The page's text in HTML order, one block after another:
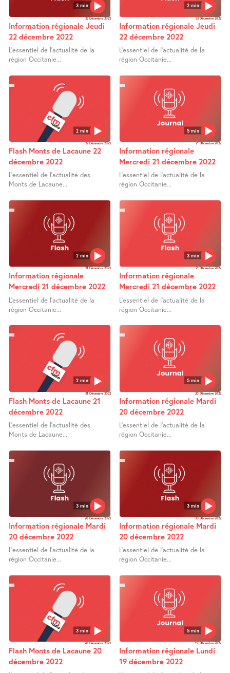
3 min
22 Décembre 2022
Information régionale Jeudi
22 décembre 2022
L’essentiel de l’actualité de la
région Occitanie...
2 min
22 Décembre 2022
Information régionale Jeudi
22 décembre 2022
L’essentiel de l’actualité de la
région Occitanie...
2 min
22 Décembre 2022
Flash Monts de Lacaune 22
décembre 2022
L’essentiel de l’actualité des
Monts de Lacaune...
5 min
21 Décembre 2022
Information régionale
Mercredi 21 décembre 2022
L’essentiel de l’actualité de la
région Occitanie...
2 min
21 Décembre 2022
Information régionale
Mercredi 21 décembre 2022
L’essentiel de l’actualité de la
région Occitanie...
3 min
21 Décembre 2022
Information régionale
Mercredi 21 décembre 2022
L’essentiel de l’actualité de la
région Occitanie...
2 min
21 Décembre 2022
Flash Monts de Lacaune 21
décembre 2022
L’essentiel de l’actualité des
Monts de Lacaune...
5 min
20 Décembre 2022
Information régionale Mardi
20 décembre 2022
L’essentiel de l’actualité de la
région Occitanie...
3 min
20 Décembre 2022
Information régionale Mardi
20 décembre 2022
L’essentiel de l’actualité de la
région Occitanie...
3 min
20 Décembre 2022
Information régionale Mardi
20 décembre 2022
L’essentiel de l’actualité de la
région Occitanie...
3 min
20 Décembre 2022
Flash Monts de Lacaune 20
décembre 2022
5 min
19 Décembre 2022
Information régionale Lundi
19 décembre 2022